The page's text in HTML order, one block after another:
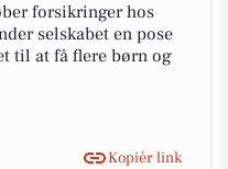
forsikringer hos
selskabet en pose
til at få flere børn og
Kopiér link